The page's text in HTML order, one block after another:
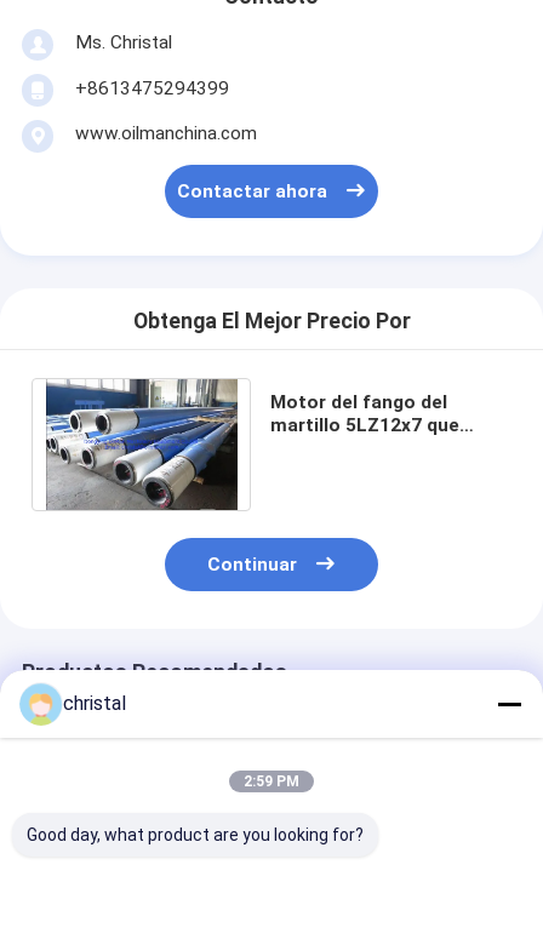
Ms. Christal
+8613475294399
www.oilmanchina.com
Contactar ahora
Obtenga El Mejor Precio Por
Motor del fango del
martillo 5LZ12x7 que
Continuar
Productos Recomendados
christal
2:59 PM
Good day, what product are you looking for?